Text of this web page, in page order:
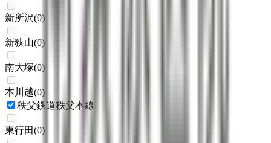
新所沢(0)
新狭山(0)
南大塚(0)
本川越(0)
秩父鉄道秩父本線
東行田(0)